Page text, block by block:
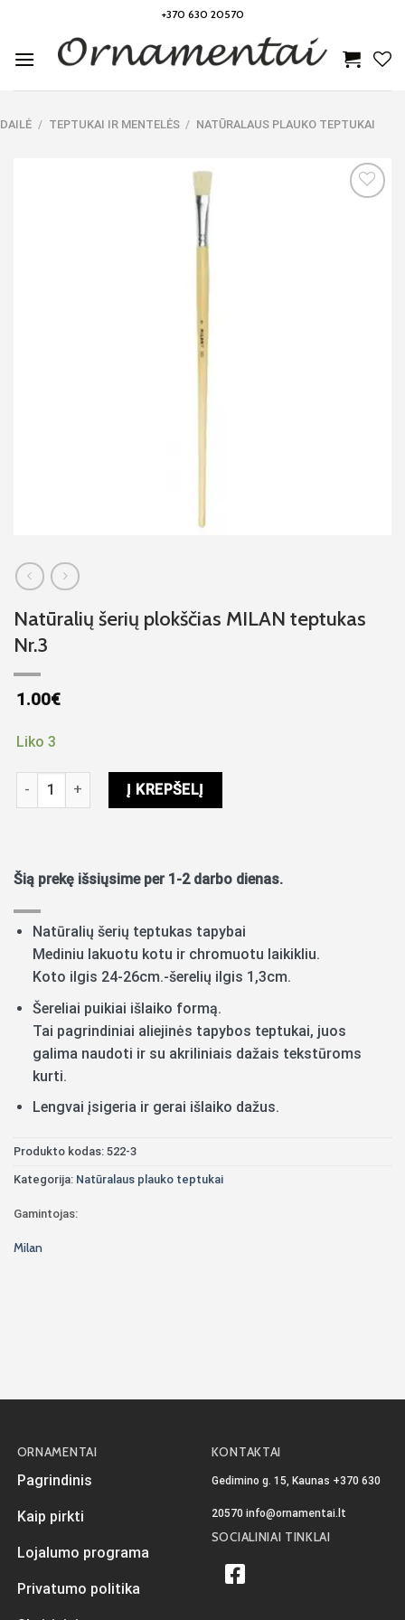
content
+370 630 20570
DAILĖ / TEPTUKAI IR MENTELĖS / NATŪRALAUS PLAUKO TEPTUKAI
Natūralių šerių plokščias MILAN teptukas
Nr.3
1.00€
Liko 3
produkto kiekis: Natūralių šerių plokščias MILAN teptukas Nr.3
Į KREPŠELĮ
Šią prekę išsiųsime per 1-2 darbo dienas.
Natūralių šerių teptukas tapybai
Mediniu lakuotu kotu ir chromuotu laikikliu.
Koto ilgis 24-26cm.-šerelių ilgis 1,3cm.
Šereliai puikiai išlaiko formą.
Tai pagrindiniai aliejinės tapybos teptukai, juos
galima naudoti ir su akriliniais dažais tekstūroms
kurti.
Lengvai įsigeria ir gerai išlaiko dažus.
Produkto kodas: 522-3
Kategorija: Natūralaus plauko teptukai
Gamintojas:
Milan
ORNAMENTAI
Pagrindinis
Kaip pirkti
Lojalumo programa
Privatumo politika
KONTAKTAI
Gedimino g. 15, Kaunas +370 630
20570 info@ornamentai.lt
SOCIALINIAI TINKLAI